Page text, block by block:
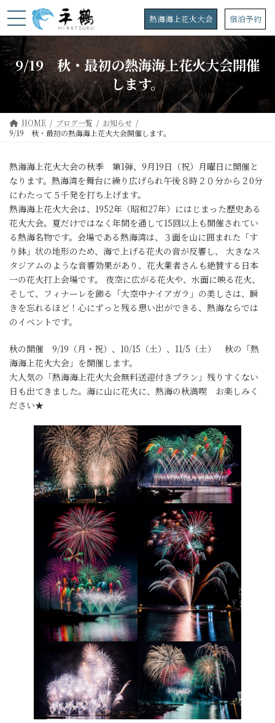
ン
ン
ツ
へ
プ
ビ
ー
シ
ョ
動
熱海海上花火大会 宿泊予約
9/19 秋・最初の熱海海上花火大会開催
します。
HOME ブログ一覧
お知らせ
9/19 秋・最初の熱海海上花火大会開催します。
熱海海上花火大会の秋季 第1弾、9月19日（祝）月曜日に開催と
なります。熱海湾を舞台に繰り広げられ午後８時２０分から２0分
にわたって５千発を打ち上げます。
熱海海上花火大会は、1952年（昭和27年）にはじまった歴史ある
花火大会。夏だけではなく年間を通して15回以上も開催されてい
る熱海名物です。会場である熱海湾は、３面を山に囲まれた「す
り鉢」状の地形のため、海で上げる花火の音が反響し、 大きなス
タジアムのような音響効果があり、花火業者さんも絶賛する日本
一の花火打上会場です。 夜空に広がる花火や、水面に映る花火、
そして、フィナーレを飾る「大空中ナイアガラ」の美しさは、瞬
きを忘れるほど！心にずっと残る思い出ができる、熱海ならでは
のイベントです。
秋の開催 9/19（月・祝）、10/15（土）、11/5（土） 秋の「熱
海海上花火大会」を開催します。
大人気の「熱海海上花火大会無料送迎付きプラン」残りすくない
日も出てきました。海に山に花火に、熱海の秋満喫 お楽しみく
ださい★